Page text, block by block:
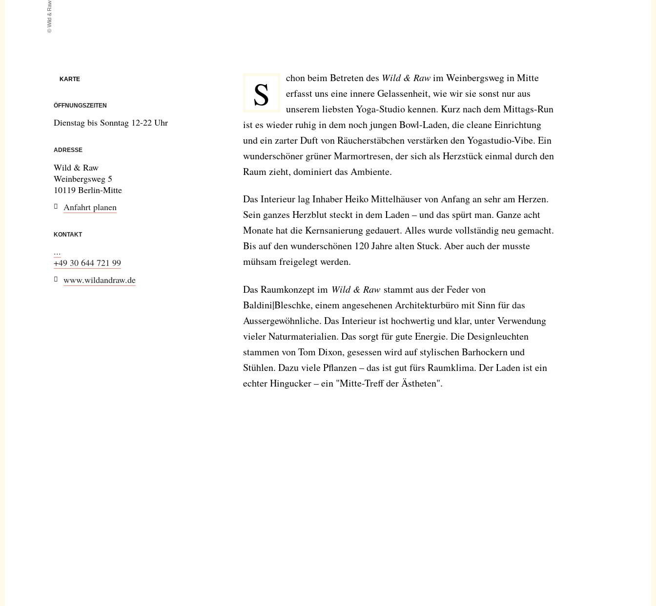
© Wild & Raw
KARTE
ÖFFNUNGSZEITEN
Dienstag bis Sonntag 12-22 Uhr
ADRESSE
Wild & Raw
Weinbergsweg 5
10119 Berlin-Mitte
Anfahrt planen
KONTAKT
...
+49 30 644 721 99
www.wildandraw.de
Schon beim Betreten des Wild & Rawim Weinbergsweg in Mitte
erfasst uns eine innere Gelassenheit, wie wir sie sonst nur aus
unserem liebsten Yoga-Studio kennen. Kurz nach dem Mittags-Run
ist es wieder ruhig in dem noch jungen Bowl-Laden, die cleane Einrichtung
und ein zarter Duft von Räucherstäbchen verstärken den Yogastudio-Vibe. Ein
wunderschöner grüner Marmortresen, der sich als Herzstück einmal durch den
Raum zieht, dominiert das Ambiente.
Das Interieur lag Inhaber Heiko Mittelhäuser von Anfang an sehr am Herzen.
Sein ganzes Herzblut steckt in dem Laden – und das spürt man. Ganze acht
Monate hat die Kernsanierung gedauert. Alles wurde vollständig neu gemacht.
Bis auf den wunderschönen 120 Jahre alten Stuck. Aber auch der musste
mühsam freigelegt werden.
Das Raumkonzept im Wild & Raw stammt aus der Feder von
Baldini|Bleschke, einem angesehenen Architekturbüro mit Sinn für das
Aussergewöhnliche. Das Interieur ist hochwertig und klar, unter Verwendung
vieler Naturmaterialien. Das sorgt für gute Energie. Die Designleuchten
stammen von Tom Dixon, gesessen wird auf stylischen Barhockern und
Stühlen. Dazu viele Pflanzen – das ist gut fürs Raumklima. Der Laden ist ein
echter Hingucker – ein "Mitte-Treff der Ästheten".